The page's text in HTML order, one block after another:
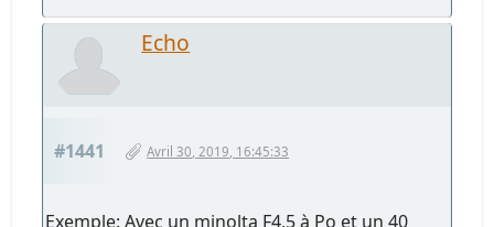
Echo
#1441 Avril 30, 2019, 16:45:33
Exemple: Avec un minolta F4,5 à Po et un 40